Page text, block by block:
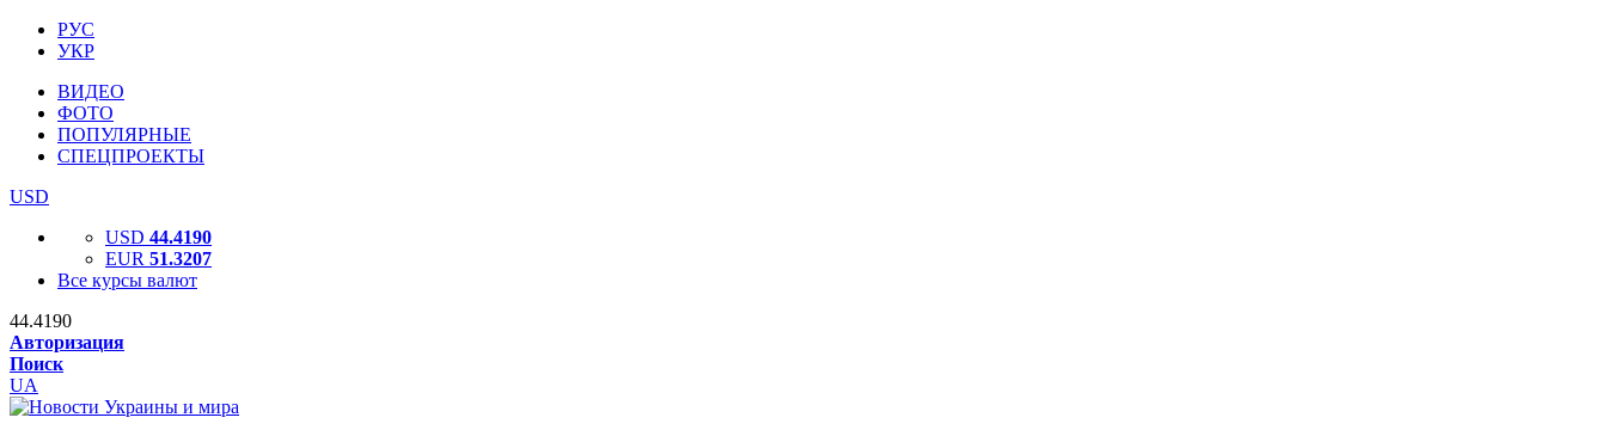
РУС
УКР
ВИДЕО
ФОТО
ПОПУЛЯРНЫЕ
СПЕЦПРОЕКТЫ
USD
USD 44.4190
EUR 51.3207
Все курсы валют
44.4190
Авторизация
Поиск
UA